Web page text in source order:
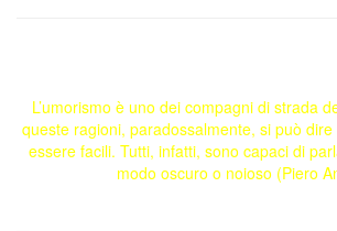
L’umorismo è uno dei compagni di strada
queste ragioni, paradossalmente, si può
essere facili. Tutti, infatti, sono capaci di
modo oscuro o noioso (Piero